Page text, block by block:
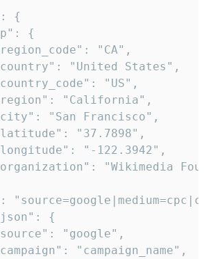
{
{
"CA",
"United States",
"US",
"California",
"San Francisco",
"37.7898",
"-122.3942",
"Wikimedia
{
"google",
"campaign_name",